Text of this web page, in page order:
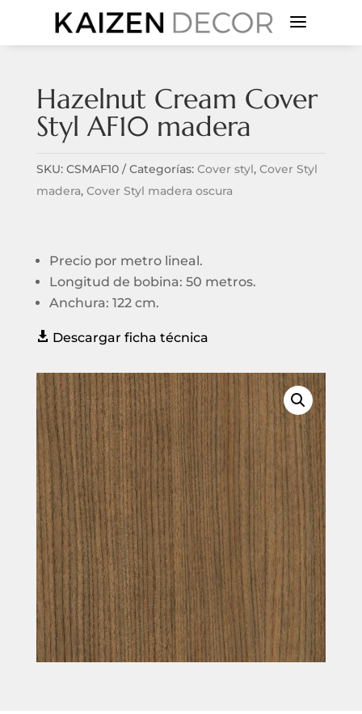
a
Hazelnut Cream Cover
Styl AF10 madera
SKU: CSMAF10 Categorías: Cover styl, Cover Styl
madera, Cover Styl madera oscura
Precio por metro lineal.
Longitud de bobina: 50 metros.
Anchura: 122 cm.
 Descargar ficha técnica